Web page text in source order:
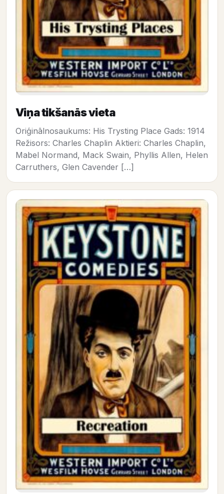
Viņa tikšanās vieta
Oriģinālnosaukums: His Trysting Place Gads: 1914
Režisors: Charles Chaplin Aktieri: Charles Chaplin,
Mabel Normand, Mack Swain, Phyllis Allen, Helen
Carruthers, Glen Cavender […]